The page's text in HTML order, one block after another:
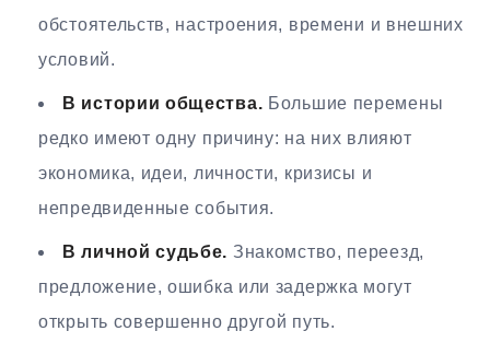
обстоятельств, настроения, времени и внешних
условий.
В истории общества. Большие перемены
редко имеют одну причину: на них влияют
экономика, идеи, личности, кризисы и
непредвиденные события.
В личной судьбе. Знакомство, переезд,
предложение, ошибка или задержка могут
открыть совершенно другой путь.